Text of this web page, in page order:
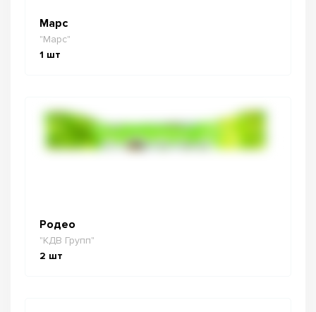
Марс
"Марс"
1 шт
Родео
"КДВ Групп"
2 шт